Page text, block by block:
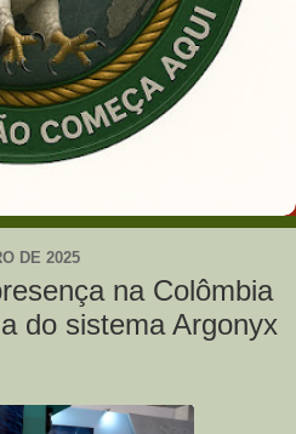
DE 2025
na Colômbia
do sistema Argonyx